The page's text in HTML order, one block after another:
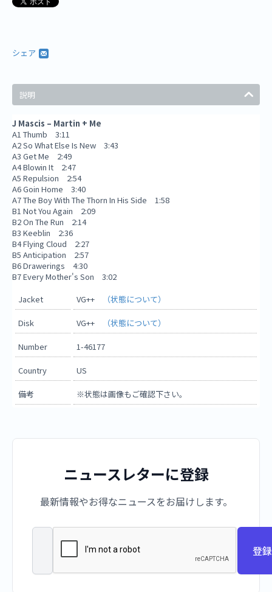
シェア
説明
J Mascis – Martin + Me
A1 Thumb 3:11
A2 So What Else Is New 3:43
A3 Get Me 2:49
A4 Blowin It 2:47
A5 Repulsion 2:54
A6 Goin Home 3:40
A7 The Boy With The Thorn In His Side 1:58
B1 Not You Again 2:09
B2 On The Run 2:14
B3 Keeblin 2:36
B4 Flying Cloud 2:27
B5 Anticipation 2:57
B6 Drawerings 4:30
B7 Every Mother's Son 3:02
Jacket
VG++ （状態について）
Disk VG++ （状態について）
Number 1-46177
Country US
備考 ※状態は画像もご確認下さい。
ニュースレターに登録
最新情報やお得なニュースをお届けします。
登